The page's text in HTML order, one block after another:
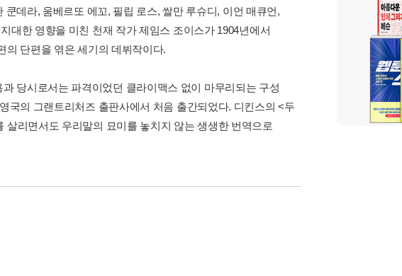
데라, 움베르또 에꼬, 필립 로스, 쌀만 루슈디, 이언 매큐언,
대한 영향을 미친 천재 작가 제임스 조이스가 1904년에서
의 단편을 엮은 세기의 데뷔작이다.
당시로서는 파격이었던 클라이맥스 없이 마무리되는 구성
국의 그랜트리처즈 출판사에서 처음 출간되었다. 디킨스의 <두
리면서도 우리말의 묘미를 놓치지 않는 생생한 번역으로